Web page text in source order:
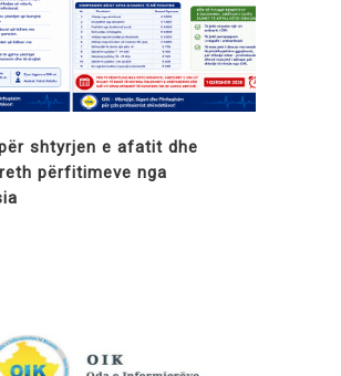
shtyrjen e afatit dhe
përfitimeve nga